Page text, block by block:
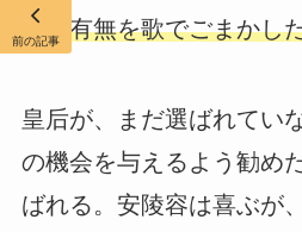
学の有無を歌でごまかし
皇后が、まだ選ばれてい
の機会を与えるよう勧め
ばれる。安陵容は喜ぶが
前の記事